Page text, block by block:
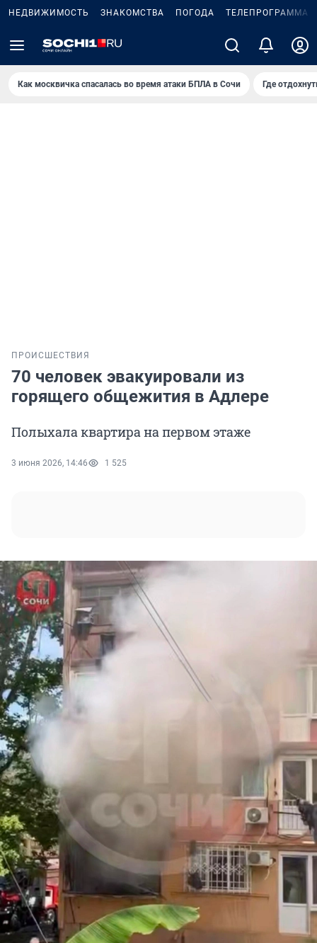
НЕДВИЖИМОСТЬ ЗНАКОМСТВА ПОГОДА ТЕЛЕПРОГРАММА
Как москвичка спасалась во время атаки БПЛА в Сочи Где
ПРОИСШЕСТВИЯ
70 человек эвакуировали из
горящего общежития в Адлере
Полыхала квартира на первом этаже
3 июня 2026, 14:46 1 525